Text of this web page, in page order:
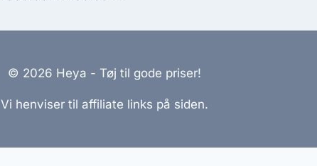
© 2026 Heya - Tøj til gode priser!
Vi henviser til affiliate links på siden.